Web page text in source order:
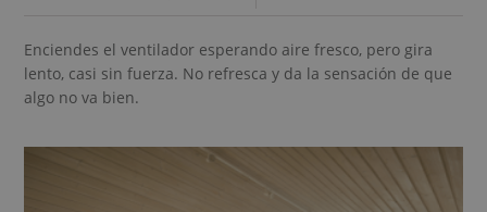
Enciendes el ventilador esperando aire fresco, pero gira
lento, casi sin fuerza. No refresca y da la sensación de que
algo no va bien.